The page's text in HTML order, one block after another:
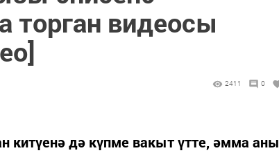
торган видеосы
2411 0
дә күпме вакыт үтте, әмма аны